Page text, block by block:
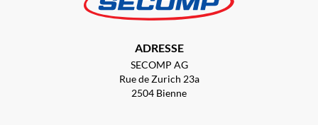
ADRESSE
SECOMP AG
Rue de Zurich 23a
2504 Bienne